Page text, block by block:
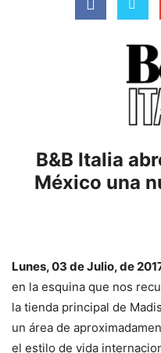
B&B Italia
México una
Lunes, 03 de Julio, de
en la esquina que nos
la tienda principal de
un área de
el estilo de vida